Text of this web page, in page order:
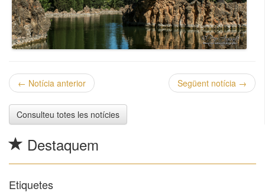
← Notícia anterior Següent notícia →
Consulteu totes les notícies
Destaquem
Etiquetes